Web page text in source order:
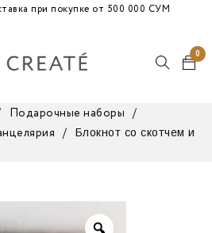
при покупке от 500 000 СУМ
0
Подарочные наборы
/
/
Блокнот со скотчем и